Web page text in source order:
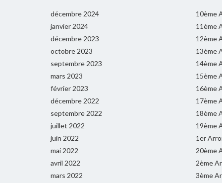
décembre 2024
janvier 2024
décembre 2023
octobre 2023
septembre 2023
mars 2023
février 2023
décembre 2022
septembre 2022
juillet 2022
juin 2022
mai 2022
avril 2022
mars 2022
10ème
11ème
12ème
13ème
14ème
15ème
16ème
17ème
18ème
19ème
1er
20ème
2ème
3ème